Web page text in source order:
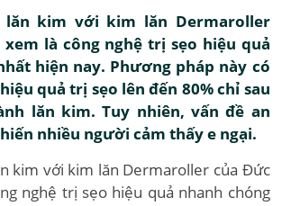
lăn kim với kim lăn Dermaroller
là công nghệ trị sẹo hiệu quả
hiện nay. Phương pháp này có
quả trị sẹo lên đến 80% chỉ sau
lăn kim. Tuy nhiên, vấn đề an
nhiều người cảm thấy e ngại.
kim với kim lăn Dermaroller của Đức
nghệ trị sẹo hiệu quả nhanh chóng